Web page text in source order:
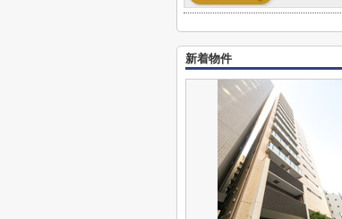
新着物件